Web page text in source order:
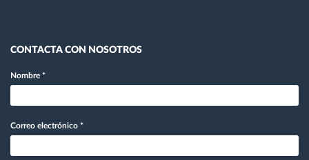
CONTACTA CON NOSOTROS
Nombre *
Correo electrónico *